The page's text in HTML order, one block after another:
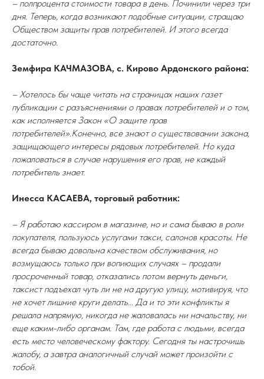
– полпроцента стоимости товара в день. Починили через три
дня. Теперь, когда возникают подобные ситуации, стращаю
Обществом защиты прав потребителей. И этого всегда
достаточно.
Земфира КАЧМАЗОВА, с. Кирово Ардонского района:
– Хотелось бы чаще читать на страницах наших газет
публикации с разъяснениями о правах потребителей и о том,
как исполняется Закон «О защите прав
потребителей».Конечно, все знают о существовании закона,
защищающего интересы рядовых потребителей. Но куда
пожаловаться в случае нарушения его прав, не каждый
потребитель знает.
Инесса КАСАЕВА, торговый работник:
– Я работаю кассиром в магазине, но и сама бываю в роли
покупателя, пользуюсь услугами такси, салонов красоты. Не
всегда бываю довольна качеством обслуживания, но
возмущаюсь только при вопиющих случаях – продали
просроченный товар, отказались потом вернуть деньги,
таксист подъехал чуть ли не на другую улицу, мотивируя, что
не хочет лишние круги делать… Да и то эти конфликты я
решала напрямую, никогда не жаловалась ни начальству, ни
еще каким-либо органам. Там, где работа с людьми, всегда
есть место человеческому фактору. Сегодня ты настрочишь
жалобу, а завтра аналогичный случай может произойти с
тобой.